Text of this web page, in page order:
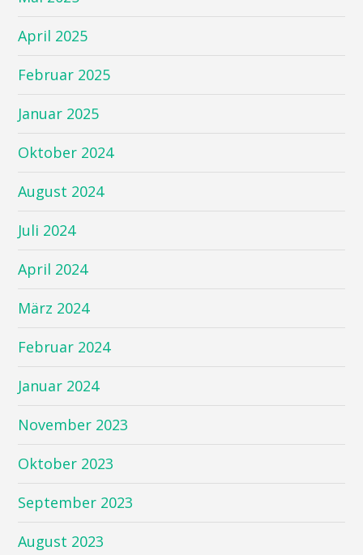
April 2025
Februar 2025
Januar 2025
Oktober 2024
August 2024
Juli 2024
April 2024
März 2024
Februar 2024
Januar 2024
November 2023
Oktober 2023
September 2023
August 2023